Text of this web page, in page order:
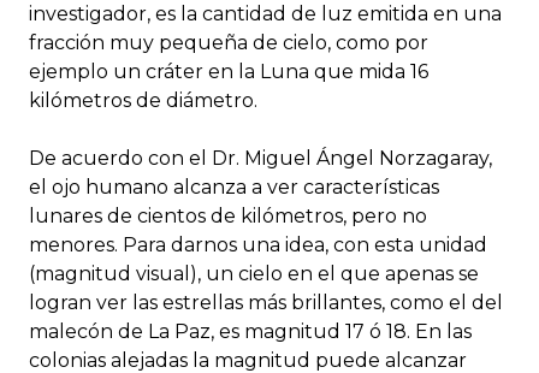
investigador, es la cantidad de luz emitida en una
fracción muy pequeña de cielo, como por
ejemplo un cráter en la Luna que mida 16
kilómetros de diámetro.
De acuerdo con el Dr. Miguel Ángel Norzagaray,
el ojo humano alcanza a ver características
lunares de cientos de kilómetros, pero no
menores. Para darnos una idea, con esta unidad
(magnitud visual), un cielo en el que apenas se
logran ver las estrellas más brillantes, como el del
malecón de La Paz, es magnitud 17 ó 18. En las
colonias alejadas la magnitud puede alcanzar